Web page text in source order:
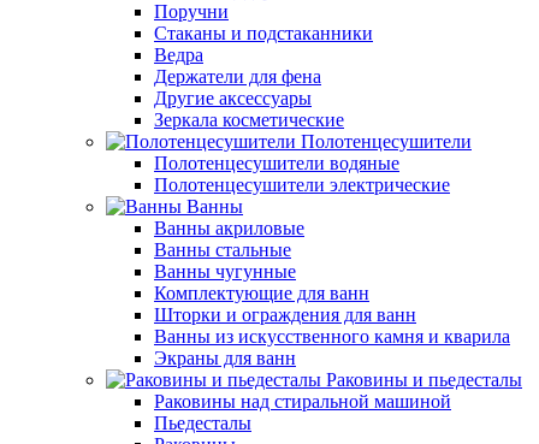
Поручни
Стаканы и подстаканники
Ведра
Держатели для фена
Другие аксессуары
Зеркала косметические
Полотенцесушители
Полотенцесушители водяные
Полотенцесушители электрические
Ванны
Ванны акриловые
Ванны стальные
Ванны чугунные
Комплектующие для ванн
Шторки и ограждения для ванн
Ванны из искусственного камня и кварила
Экраны для ванн
Раковины и пьедесталы
Раковины над стиральной машиной
Пьедесталы